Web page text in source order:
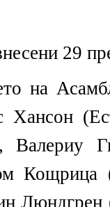
29
на
Хансон
Валериу
Кощрица